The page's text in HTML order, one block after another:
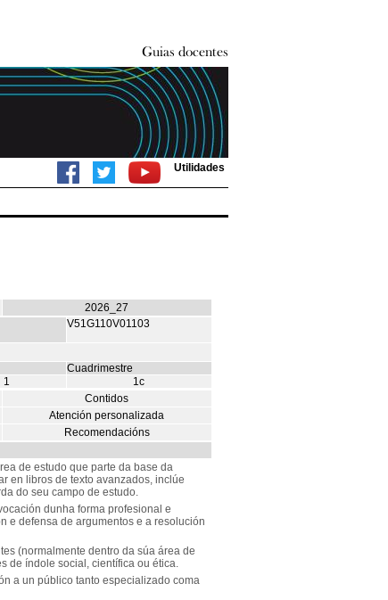
Utilidades
2026_27
V51G110V01103
Cuadrimestre
1
1c
Contidos
Atención personalizada
Recomendacións
de estudo que parte da base da
en libros de texto avanzados, inclúe
do seu campo de estudo.
dunha forma profesional e
e defensa de argumentos e a resolución
(normalmente dentro da súa área de
de índole social, científica ou ética.
a un público tanto especializado coma